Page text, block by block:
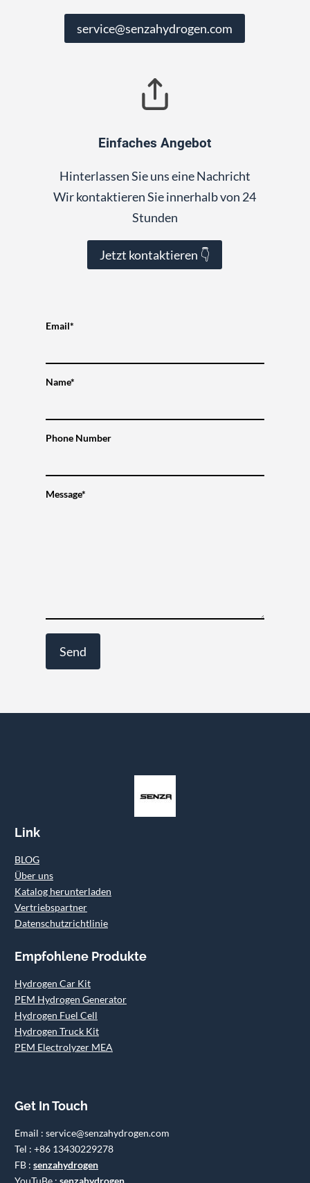
service@senzahydrogen.com
Einfaches Angebot
Hinterlassen Sie uns eine Nachricht
Wir kontaktieren Sie innerhalb von 24
Stunden
Jetzt kontaktieren 👇
Email*
Name*
Phone Number
Message*
Link
BLOG
Über uns
Katalog herunterladen
Vertriebspartner
Datenschutzrichtlinie
Empfohlene Produkte
Hydrogen Car Kit
PEM Hydrogen Generator
Hydrogen Fuel Cell
Hydrogen Truck Kit
PEM Electrolyzer MEA
Get In Touch
Email : service@senzahydrogen.com
Tel : +86 13430229278
FB : senzahydrogen
YouTuBe : senzahydrogen